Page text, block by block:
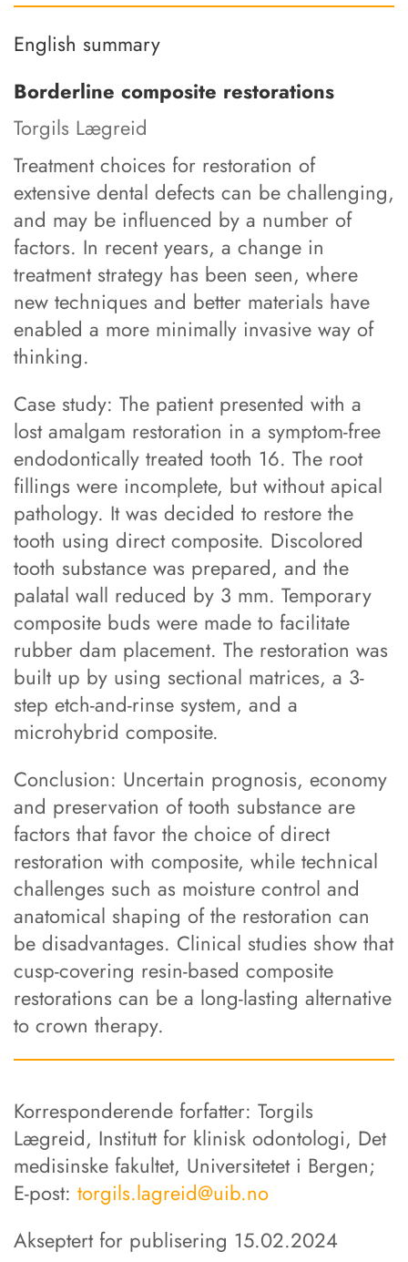
English summary
Borderline composite restorations
Torgils Lægreid
Treatment choices for restoration of
extensive dental defects can be challenging,
and may be influenced by a number of
factors. In recent years, a change in
treatment strategy has been seen, where
new techniques and better materials have
enabled a more minimally invasive way of
thinking.
Case study: The patient presented with a
lost amalgam restoration in a symptom-free
endodontically treated tooth 16. The root
fillings were incomplete, but without apical
pathology. It was decided to restore the
tooth using direct composite. Discolored
tooth substance was prepared, and the
palatal wall reduced by 3 mm. Temporary
composite buds were made to facilitate
rubber dam placement. The restoration was
built up by using sectional matrices, a 3-
step etch-and-rinse system, and a
microhybrid composite.
Conclusion: Uncertain prognosis, economy
and preservation of tooth substance are
factors that favor the choice of direct
restoration with composite, while technical
challenges such as moisture control and
anatomical shaping of the restoration can
be disadvantages. Clinical studies show that
cusp-covering resin-based composite
restorations can be a long-lasting alternative
to crown therapy.
Korresponderende forfatter: Torgils
Lægreid, Institutt for klinisk odontologi, Det
medisinske fakultet, Universitetet i Bergen;
E-post: torgils.lagreid@uib.no
Akseptert for publisering 15.02.2024